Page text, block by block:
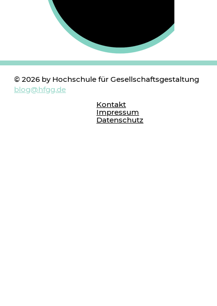
© 2026 by Hochschule für Gesellschaftsgestaltung
blog@hfgg.de
Impressum
Datenschutz
Kontakt